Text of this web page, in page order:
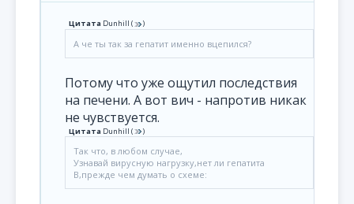
Цитата Dunhill ( )
А че ты так за гепатит именно вцепился?
Потому что уже ощутил последствия
на печени. А вот вич - напротив никак
не чувствуется.
Цитата Dunhill ( )
Так что, в любом случае,
Узнавай вирусную нагрузку,нет ли гепатита
В,прежде чем думать о схеме: